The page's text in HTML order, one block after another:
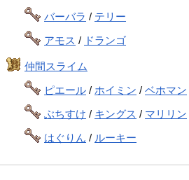
バーバラ / テリー
アモス / ドランゴ
仲間スライム
ピエール / ホイミン /ベホマン
ぶちすけ / キングス / マリリン
はぐりん / ルーキー